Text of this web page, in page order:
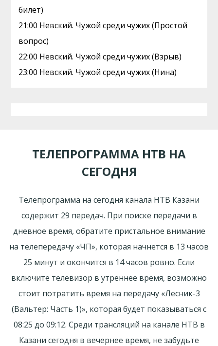
билет)
21:00 Невский. Чужой среди чужих (Простой
вопрос)
22:00 Невский. Чужой среди чужих (Взрыв)
23:00 Невский. Чужой среди чужих (Нина)
ТЕЛЕПРОГРАММА НТВ НА
СЕГОДНЯ
Телепрограмма на сегодня канала НТВ Казани
содержит 29 передач. При поиске передачи в
дневное время, обратите пристальное внимание
на телепередачу «ЧП», которая начнется в 13 часов
25 минут и окончится в 14 часов ровно. Если
включите телевизор в утреннее время, возможно
стоит потратить время на передачу «Лесник-3
(Вальтер: Часть 1)», которая будет показываться с
08:25 до 09:12. Среди трансляций на канале НТВ в
Казани сегодня в вечернее время, не забудьте